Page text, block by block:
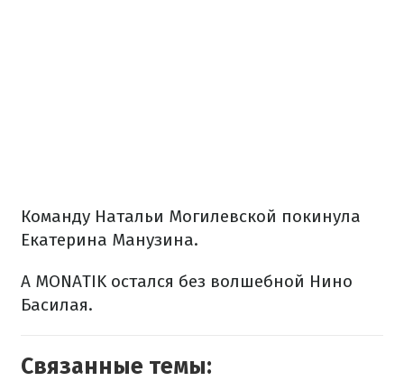
Команду Натальи Могилевской покинула
Екатерина Манузина.
А MONATIK остался без волшебной Нино
Басилая.
Связанные темы: